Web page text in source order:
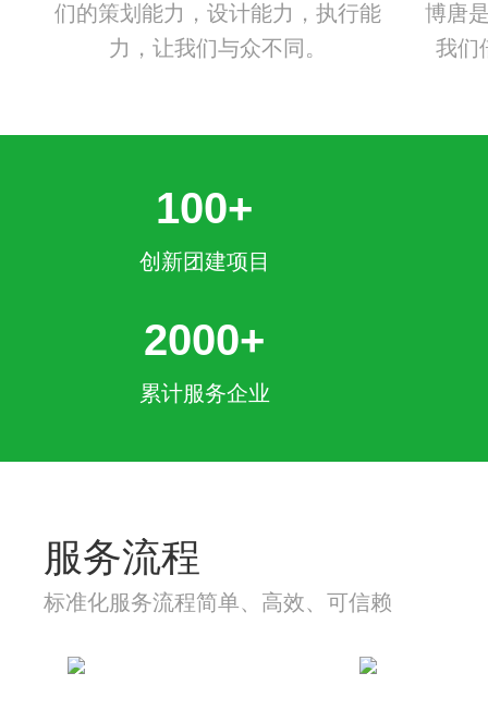
们的策划能力，设计能力，执行能
力，让我们与众不同。
博唐
我们
100+
创新团建项目
2000+
累计服务企业
服务流程
标准化服务流程简单、高效、可信赖